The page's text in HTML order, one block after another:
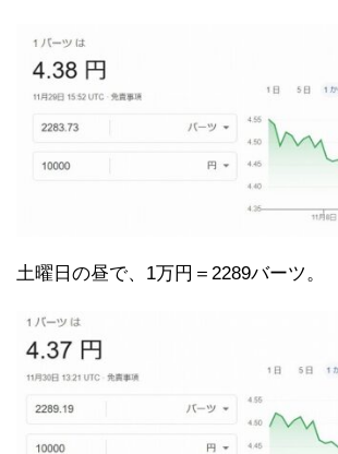
土曜日の昼で、1万円＝2289バーツ。